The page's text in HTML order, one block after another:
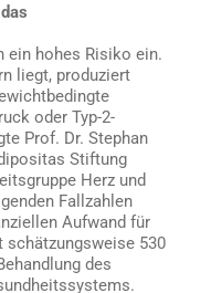
ein hohes Risiko ein.
liegt, produziert
oder Typ-2-
Prof. Dr. Stephan
Stiftung
Herz und
Fallzahlen
Aufwand für
schätzungsweise 530
des